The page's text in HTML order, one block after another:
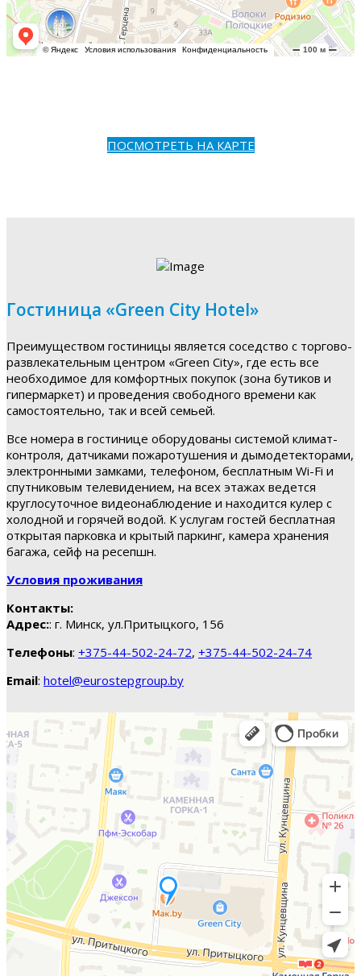
ПОСМОТРЕТЬ НА КАРТЕ
Гостиница «Green City Hotel»
Преимуществом гостиницы является соседство с торгово-
развлекательным центром «Green City», где есть все
необходимое для комфортных покупок (зона бутиков и
гипермаркет) и проведения свободного времени как
самостоятельно, так и всей семьей.
Все номера в гостинице оборудованы системой климат-
контроля, датчиками пожаротушения и дымодетекторами,
электронными замками, телефоном, бесплатным Wi-Fi и
спутниковым телевидением, на всех этажах ведется
круглосуточное видеонаблюдение и находится кулер с
холодной и горячей водой. К услугам гостей бесплатная
открытая парковка и крытый паркинг, камера хранения
багажа, сейф на ресепшн.
Условия проживания
Контакты:
Адрес:: г. Минск, ул.Притыцкого, 156
Телефоны: +375-44-502-24-72, +375-44-502-24-74
Email: hotel@eurostepgroup.by